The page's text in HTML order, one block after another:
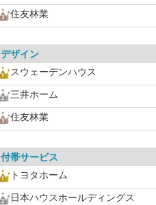
住友林業
デザイン
スウェーデンハウス
三井ホーム
住友林業
付帯サービス
トヨタホーム
日本ハウスホールディングス